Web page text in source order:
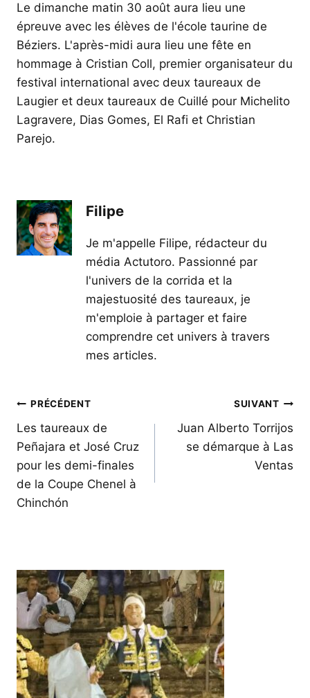
Le dimanche matin 30 août aura lieu une
épreuve avec les élèves de l'école taurine de
Béziers. L'après-midi aura lieu une fête en
hommage à Cristian Coll, premier organisateur du
festival international avec deux taureaux de
Laugier et deux taureaux de Cuillé pour Michelito
Lagravere, Dias Gomes, El Rafi et Christian
Parejo.
Filipe
Je m'appelle Filipe, rédacteur du
média Actutoro. Passionné par
l'univers de la corrida et la
majestuosité des taureaux, je
m'emploie à partager et faire
comprendre cet univers à travers
mes articles.
Navigation
de
l’article
PRÉCÉDENT
Les taureaux de
Peñajara et José Cruz
pour les demi-finales
de la Coupe Chenel à
Chinchón
SUIVANT
Juan Alberto Torrijos
se démarque à Las
Ventas